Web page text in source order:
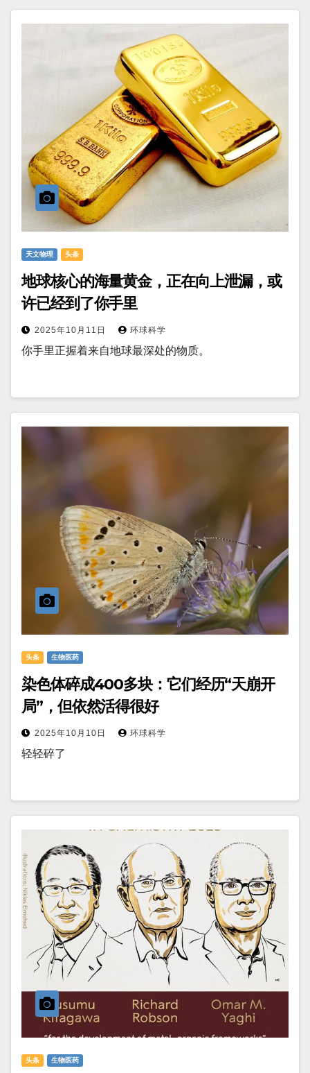
天文物理 头条
地球核心的海量黄金，正在向上泄漏，或
许已经到了你手里
2025年10月11日 环球科学
你手里正握着来自地球最深处的物质。
头条 生物医药
染色体碎成400多块：它们经历“天崩开
局”，但依然活得很好
2025年10月10日 环球科学
轻轻碎了
头条 生物医药